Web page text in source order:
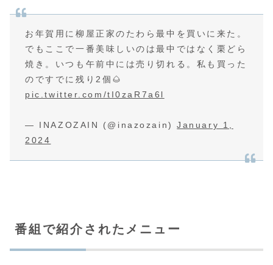
お年賀用に柳屋正家のたわら最中を買いに来た。
でもここで一番美味しいのは最中ではなく栗どら
焼き。いつも午前中には売り切れる。私も買った
のですでに残り2個🌰
pic.twitter.com/tI0zaR7a6l
— INAZOZAIN (@inazozain)January 1,
2024
番組で紹介されたメニュー